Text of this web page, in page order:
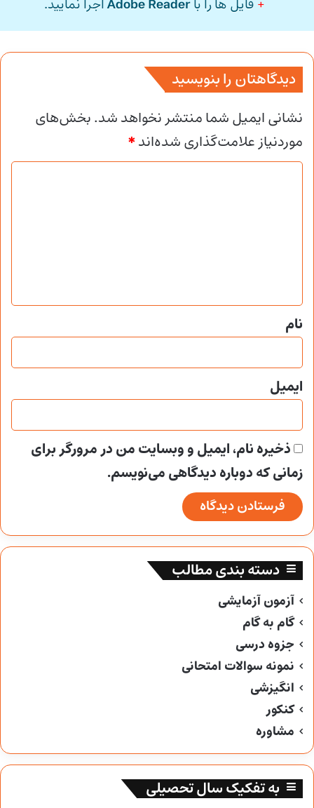
+ فایل ها را باAdobe Readerاجرا نمایید.
دیدگاهتان را بنویسید
نشانی ایمیل شما منتشر نخواهد شد.بخش‌های
موردنیاز علامت‌گذاری شده‌اند*
د
*
نام
ایمیل
ذخیره نام، ایمیل و وبسایت من در مرورگر برای
زمانی که دوباره دیدگاهی می‌نویسم.
دسته بندی مطالب
آزمون آزمایشی
گام به گام
جزوه درسی
نمونه سوالات امتحانی
انگیزشی
کنکور
مشاوره
به تفکیک سال تحصیلی